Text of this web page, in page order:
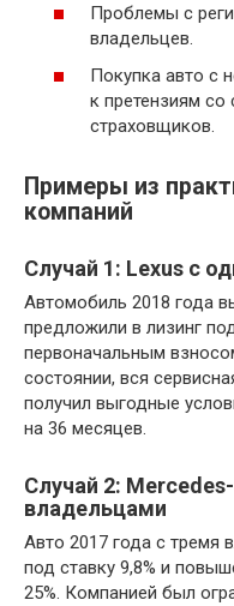
Проблемы с
владельцев.
Покупка авто с
к претензиям
страховщиков.
Примеры из
компаний
Случай 1: Lexus с
Автомобиль 2018 года
предложили в лизинг
первоначальным
состоянии, вся
получил выгодные
на 36 месяцев.
Случай 2:
владельцами
Авто 2017 года с тремя
под ставку 9,8% и
25%. Компанией был